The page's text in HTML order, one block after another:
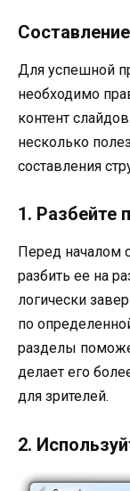
Для успешной
необходимо
контент
несколько
составления
1. Разбейте
Перед началом
разбить ее на
логически
по
разделы
делает его
для зрителей.
2.